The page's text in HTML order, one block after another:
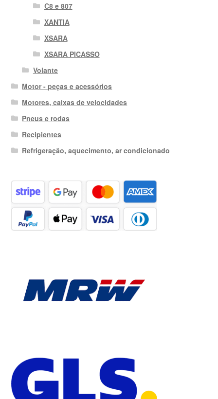
C8 e 807
XANTIA
XSARA
XSARA PICASSO
Volante
Motor - peças e acessórios
Motores, caixas de velocidades
Pneus e rodas
Recipientes
Refrigeração, aquecimento, ar condicionado